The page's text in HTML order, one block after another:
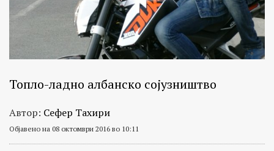
Топло-ладно албанско сојузништво
Автор: Сефер Тахири
Објавено на 08 октомври 2016 во 10:11